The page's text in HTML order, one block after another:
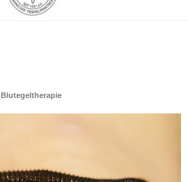
Blutegeltherapie